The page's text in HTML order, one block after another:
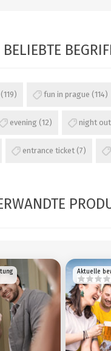
BELIEBTE
(119) fun in prague (114)
evening (12) night out
entrance ticket (7)
Aktuelle